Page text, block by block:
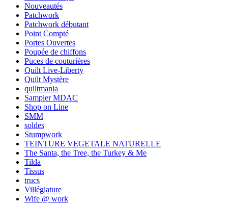
Nouveautés
Patchwork
Patchwork débutant
Point Compté
Portes Ouvertes
Poupée de chiffons
Puces de couturières
Quilt Live-Liberty
Quilt Mystère
quiltmania
Sampler MDAC
Shop on Line
SMM
soldes
Stumpwork
TEINTURE VEGETALE NATURELLE
The Santa, the Tree, the Turkey & Me
Tilda
Tissus
trucs
Villégiature
Wife @ work